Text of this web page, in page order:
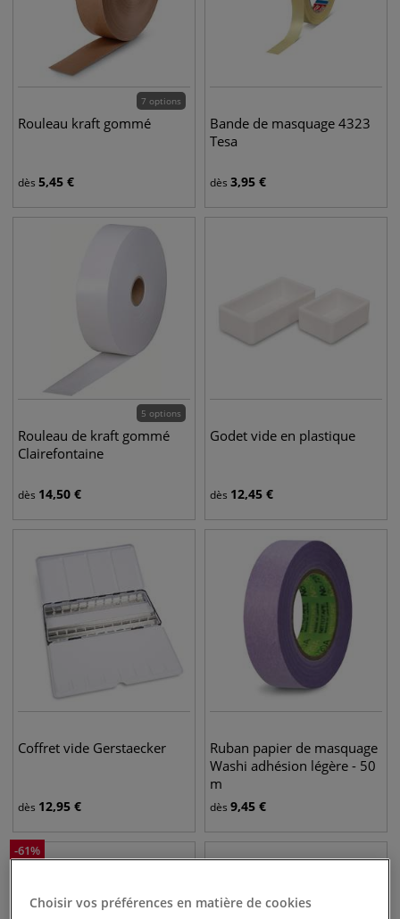
7 options
Rouleau kraft gommé
dès 5,45 €
Bande de masquage 4323
Tesa
dès 3,95 €
5 options
Rouleau de kraft gommé
Clairefontaine
dès 14,50 €
Godet vide en plastique
dès 12,45 €
Coffret vide Gerstaecker
dès 12,95 €
Ruban papier de masquage
Washi adhésion légère - 50
m
dès 9,45 €
-61%
Choisir vos préférences en matière de cookies